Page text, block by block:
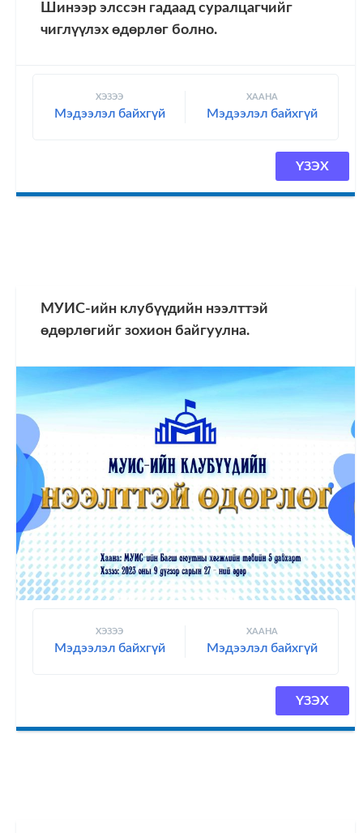
Шинээр элссэн гадаад суралцагчийг
чиглүүлэх өдөрлөг болно.
ХЭЗЭЭ
Мэдээлэл байхгүй
ХААНА
Мэдээлэл байхгүй
ҮЗЭХ
МУИС-ийн клубүүдийн нээлттэй
өдөрлөгийг зохион байгуулна.
ХЭЗЭЭ
Мэдээлэл байхгүй
ХААНА
Мэдээлэл байхгүй
ҮЗЭХ